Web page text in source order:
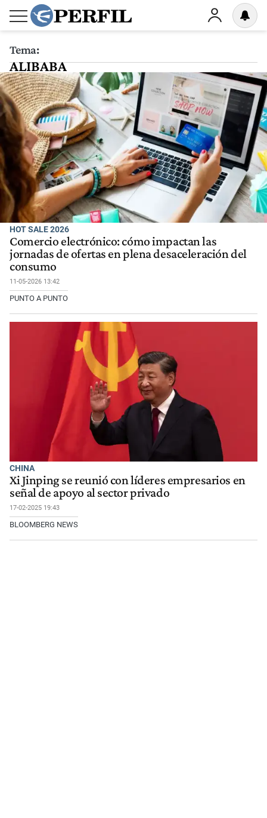
Tema:
ALIBABA
HOT SALE 2026
Comercio electrónico: cómo impactan las
jornadas de ofertas en plena desaceleración del
consumo
11-05-2026 13:42
PUNTO A PUNTO
CHINA
Xi Jinping se reunió con líderes empresarios en
señal de apoyo al sector privado
17-02-2025 19:43
BLOOMBERG NEWS